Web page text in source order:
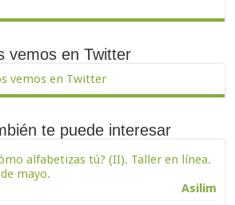
vemos en Twitter
vemos en Twitter
te puede interesar
alfabetizas tú? (II). Taller en línea.
mayo.
Asilim